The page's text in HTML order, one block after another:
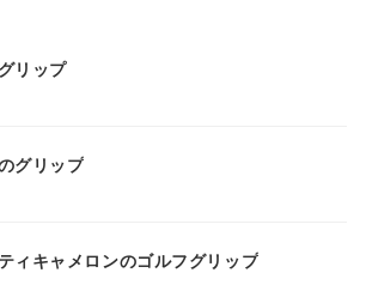
リップ
グリップ
ィキャメロンのゴルフグリップ